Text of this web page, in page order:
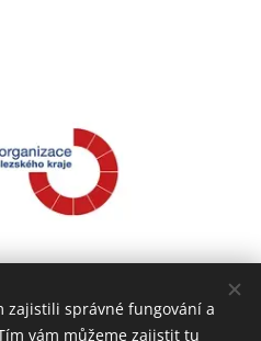
zajistili správné fungování a
vám můžeme zajistit tu